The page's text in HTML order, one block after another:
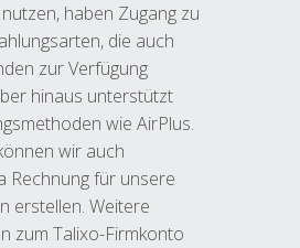
haben Zugang zu
die auch
zur Verfügung
hinaus unterstützt
wie AirPlus.
wir auch
Rechnung für unsere
erstellen. Weitere
zum Talixo-Firmkonto